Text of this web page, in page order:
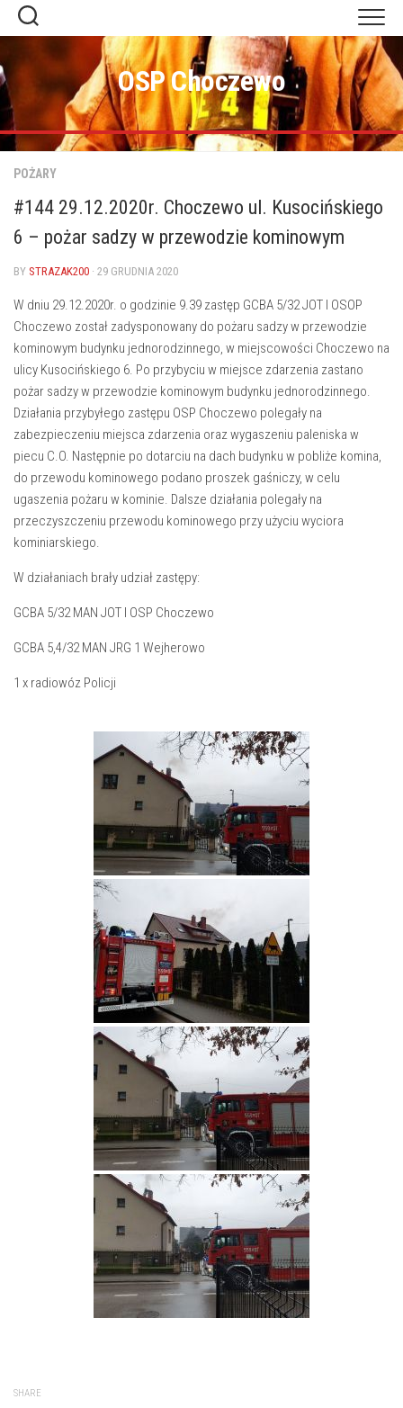
Skip
OSP Choczewo
POŻARY
#144 29.12.2020r. Choczewo ul. Kusocińskiego
6 – pożar sadzy w przewodzie kominowym
BY STRAZAK200 · 29 GRUDNIA 2020
W dniu 29.12.2020r. o godzinie 9.39 zastęp GCBA 5/32 JOT I OSOP
Choczewo został zadysponowany do pożaru sadzy w przewodzie
kominowym budynku jednorodzinnego, w miejscowości Choczewo na
ulicy Kusocińskiego 6. Po przybyciu w miejsce zdarzenia zastano
pożar sadzy w przewodzie kominowym budynku jednorodzinnego.
Działania przybyłego zastępu OSP Choczewo polegały na
zabezpieczeniu miejsca zdarzenia oraz wygaszeniu paleniska w
piecu C.O. Następnie po dotarciu na dach budynku w pobliże komina,
do przewodu kominowego podano proszek gaśniczy, w celu
ugaszenia pożaru w kominie. Dalsze działania polegały na
przeczyszczeniu przewodu kominowego przy użyciu wyciora
kominiarskiego.
W działaniach brały udział zastępy:
GCBA 5/32 MAN JOT I OSP Choczewo
GCBA 5,4/32 MAN JRG 1 Wejherowo
1 x radiowóz Policji
SHARE